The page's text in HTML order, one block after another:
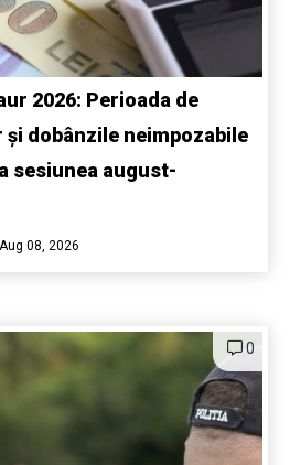
2026: Perioada de
și dobânzile neimpozabile
sesiunea august-
Aug 08, 2026
0